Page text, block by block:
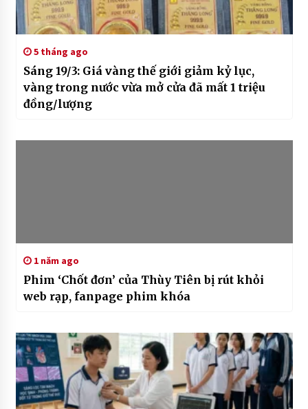
5 tháng ago
Sáng 19/3: Giá vàng thế giới giảm kỷ lục,
vàng trong nước vừa mở cửa đã mất 1 triệu
đồng/lượng
1 năm ago
Phim ‘Chốt đơn’ của Thùy Tiên bị rút khỏi
web rạp, fanpage phim khóa